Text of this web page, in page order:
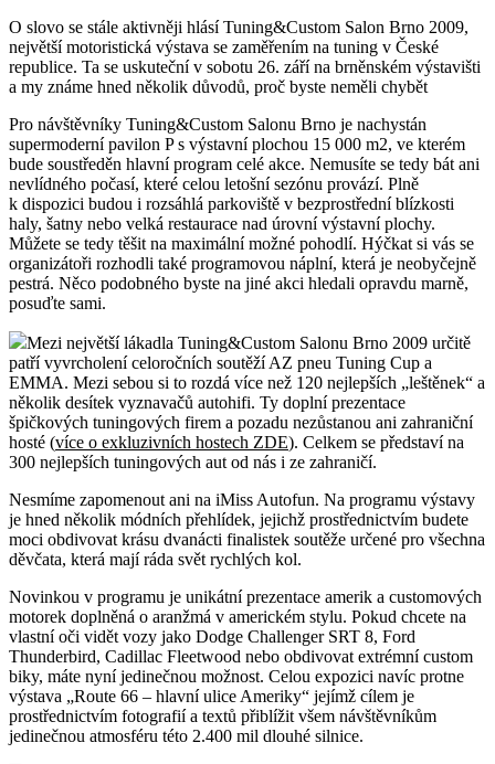
O slovo se stále aktivněji hlásí Tuning&Custom Salon Brno 2009,
největší motoristická výstava se zaměřením na tuning v České
republice. Ta se uskuteční v sobotu 26. září na brněnském výstavišti
a my známe hned několik důvodů, proč byste neměli chybět
Pro návštěvníky Tuning&Custom Salonu Brno je nachystán
supermoderní pavilon P s výstavní plochou 15 000 m2, ve kterém
bude soustředěn hlavní program celé akce. Nemusíte se tedy bát ani
nevlídného počasí, které celou letošní sezónu provází. Plně
k dispozici budou i rozsáhlá parkoviště v bezprostřední blízkosti
haly, šatny nebo velká restaurace nad úrovní výstavní plochy.
Můžete se tedy těšit na maximální možné pohodlí. Hýčkat si vás se
organizátoři rozhodli také programovou náplní, která je neobyčejně
pestrá. Něco podobného byste na jiné akci hledali opravdu marně,
posuďte sami.
Mezi největší lákadla Tuning&Custom Salonu Brno 2009 určitě
patří vyvrcholení celoročních soutěží AZ pneu Tuning Cup a
EMMA. Mezi sebou si to rozdá více než 120 nejlepších „leštěnek“ a
několik desítek vyznavačů autohifi. Ty doplní prezentace
špičkových tuningových firem a pozadu nezůstanou ani zahraniční
hosté (více o exkluzivních hostech ZDE). Celkem se představí na
300 nejlepších tuningových aut od nás i ze zahraničí.
Nesmíme zapomenout ani na iMiss Autofun. Na programu výstavy
je hned několik módních přehlídek, jejichž prostřednictvím budete
moci obdivovat krásu dvanácti finalistek soutěže určené pro všechna
děvčata, která mají ráda svět rychlých kol.
Novinkou v programu je unikátní prezentace amerik a customových
motorek doplněná o aranžmá v americkém stylu. Pokud chcete na
vlastní oči vidět vozy jako Dodge Challenger SRT 8, Ford
Thunderbird, Cadillac Fleetwood nebo obdivovat extrémní custom
biky, máte nyní jedinečnou možnost. Celou expozici navíc protne
výstava „Route 66 – hlavní ulice Ameriky“ jejímž cílem je
prostřednictvím fotografií a textů přiblížit všem návštěvníkům
jedinečnou atmosféru této 2.400 mil dlouhé silnice.